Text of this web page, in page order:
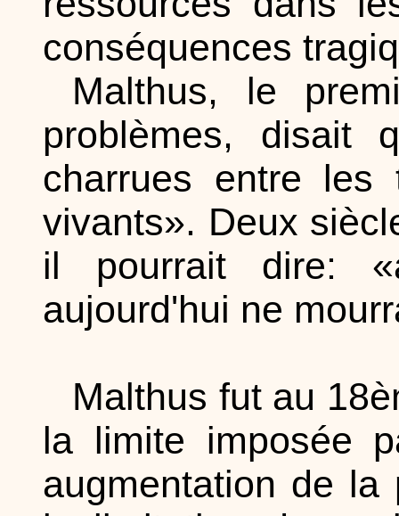
conséquences
Malthus, le
problèmes, disait
charrues entre les
vivants». Deux
il pourrait dire:
aujourd'hui ne
Malthus fut au
la limite imposée
augmentation de la